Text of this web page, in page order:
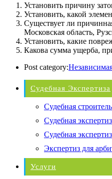
Установить причину
Установить, какой
Существует ли
Московская область,
Установить, какие
Какова сумма ущерба,
Post category:
Судебная Экспертиза
Судебная
Судебная
Судебная
Экспертиз для
Услуги